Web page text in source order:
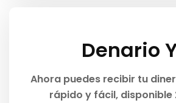
Denario
Ahora puedes recibir tu
rápido y fácil, disponible